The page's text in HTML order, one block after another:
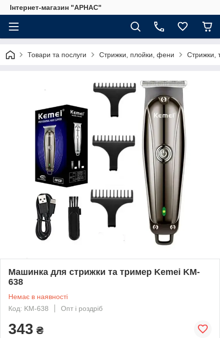
Інтернет-магазин "АРНАС"
Товари та послуги Стрижки, плойки, фени Стрижки,
Машинка для стрижки та тример Kemei KM-
638
Немає в наявності
Код: KM-638
Опт і роздріб
343 ₴